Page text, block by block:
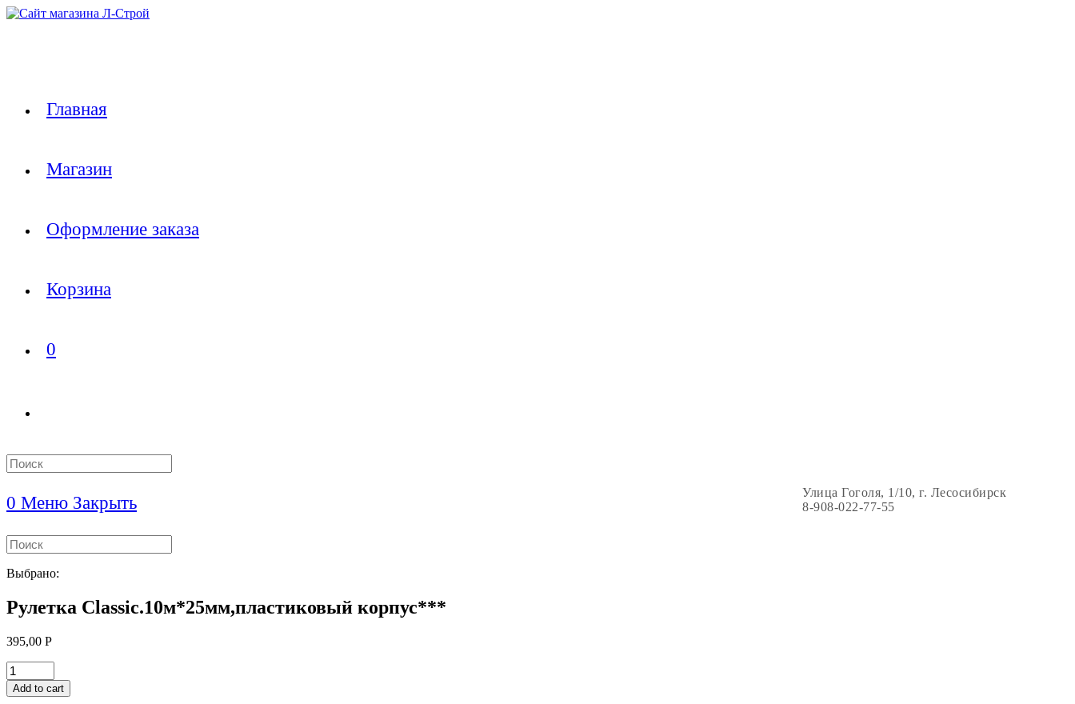
Перейти
Главная
Магазин
Оформление заказа
Корзина
0
Search
this
Улица Гоголя, 1/10, г. Лесосибирск
8-908-022-77-55
0 Меню Закрыть
Search
this
website
Выбрано:
Рулетка Classic.10м*25мм,пластиковый корпус***
395,00 Р
Рулетка
Classic.10м*25мм,пластиковый
корпус***
Add to cart